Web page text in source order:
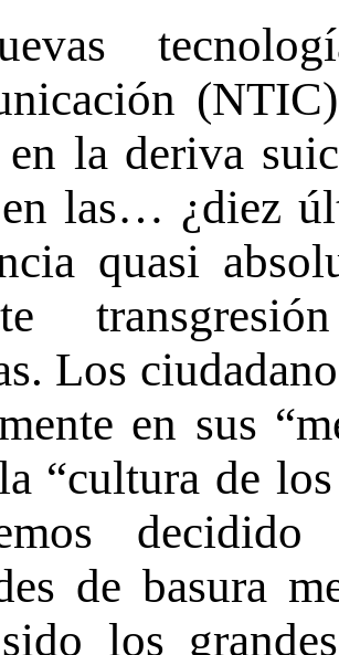
la deriva
las… ¿diez
quasi
Los
en sus
“cultura de
de basura
los